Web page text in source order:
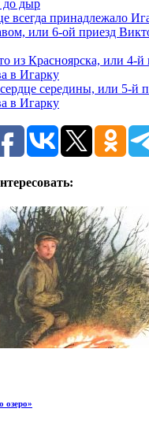
до дыр
всегда принадлежало
или 6-ой приезд
из Красноярска, или 4-й
в Игарку
середины, или 5-й
в Игарку
озеро»